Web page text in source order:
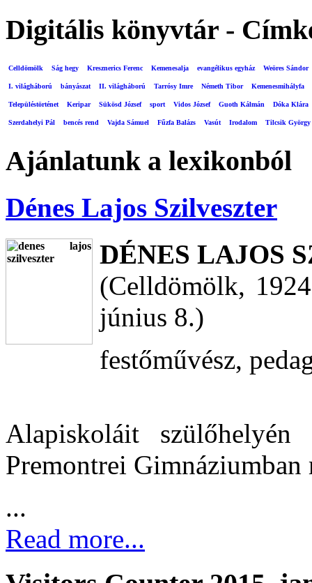
Digitális könyvtár -
Celldömölk Ság hegy Kresznerics Ferenc Kemenesalja evangélikus egyház Weöres Sándor
I. világháború bányászat II. világháború Tarrósy Imre Németh Tibor Kemenesmihályfa
Településtörténet Keripar Sükösd József sport Vidos József Guoth Kálmán Dóka Klára
Szerdahelyi Pál bencés rend Vajda Sámuel Fűzfa Balázs Vasút Irodalom Tilcsik György
Ajánlatunk a lexikonból
Dénes Lajos Szilveszter
DÉNES LAJOS
(Celldömölk,
június 8.)
festőművész,
Alapiskoláit
Premontrei
...
Read more...